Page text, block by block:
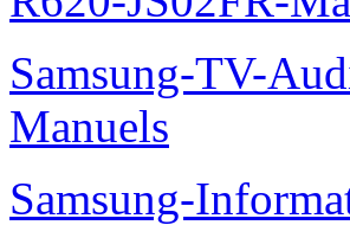
Samsung-TV-
Manuels
Samsung-